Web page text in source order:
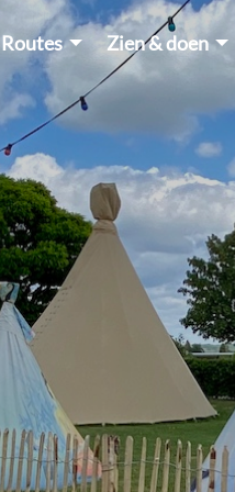
Routes Zien & doen